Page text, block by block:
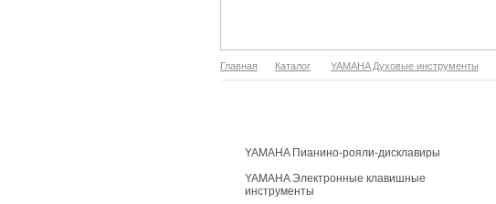
Главная Каталог YAMAHA Духовые инструменты
YAMAHA Пианино-рояли-дисклавиры
YAMAHA Электронные клавишные
инструменты